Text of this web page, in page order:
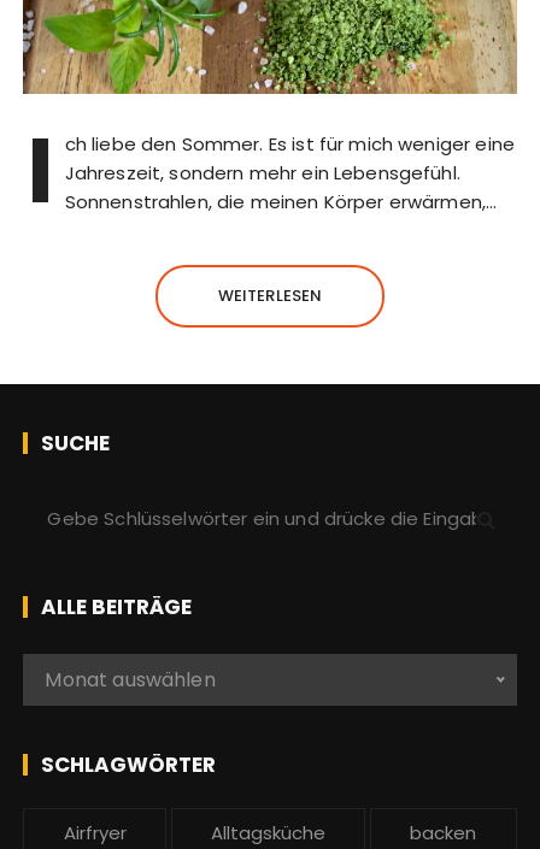
I
ch liebe den Sommer. Es ist für mich weniger eine
Jahreszeit, sondern mehr ein Lebensgefühl.
Sonnenstrahlen, die meinen Körper erwärmen,…
WEITERLESEN
SUCHE
h
e
n
c
:
ALLE BEITRÄGE
e
Monat auswählen
SCHLAGWÖRTER
Airfryer Alltagsküche backen